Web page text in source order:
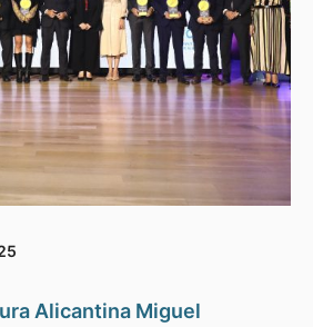
Alicantina Miguel